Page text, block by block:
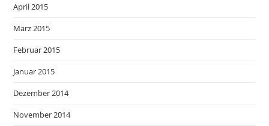
April 2015
März 2015
Februar 2015
Januar 2015
Dezember 2014
November 2014